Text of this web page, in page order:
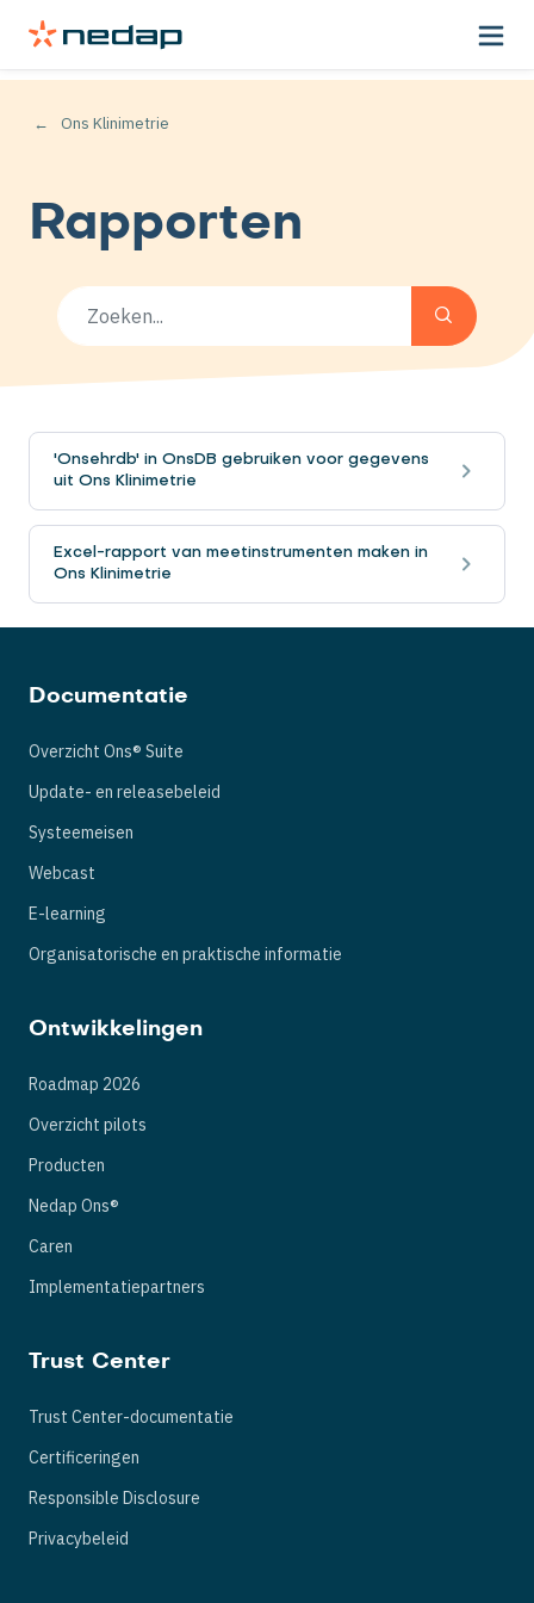
Ons Klinimetrie
Rapporten
'Onsehrdb' in OnsDB gebruiken voor gegevens
uit Ons Klinimetrie
Excel-rapport van meetinstrumenten maken in
Ons Klinimetrie
Documentatie
Overzicht Ons® Suite
Update- en releasebeleid
Systeemeisen
Webcast
E-learning
Organisatorische en praktische informatie
Ontwikkelingen
Roadmap 2026
Overzicht pilots
Producten
Nedap Ons®
Caren
Implementatiepartners
Trust Center
Trust Center-documentatie
Certificeringen
Responsible Disclosure
Privacybeleid